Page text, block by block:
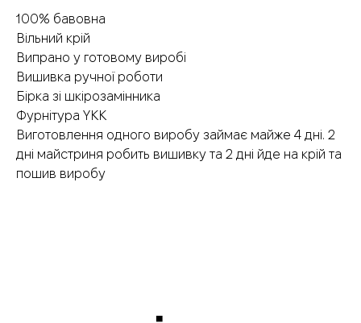
100% бавовна
Вільний крій
Випрано у готовому виробі
Вишивка ручної роботи
Бірка зі шкірозамінника
Фурнітура YKK
Виготовлення одного виробу займає майже 4 дні. 2
дні майстриня робить вишивку та 2 дні йде на крій та
пошив виробу